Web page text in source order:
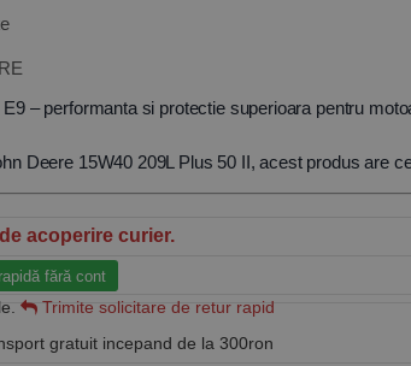
– performanta si protectie superioara pentru
Deere 15W40 209L Plus 50 II, acest produs are
acoperire curier.
fără cont
Trimite solicitare de retur rapid
gratuit incepand de la 300ron